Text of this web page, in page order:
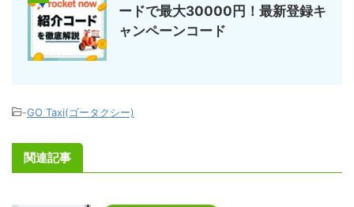
ードで最大30000円！最新登録キ
ャンペーンコード
-GO Taxi(ゴータクシー)
関連記事